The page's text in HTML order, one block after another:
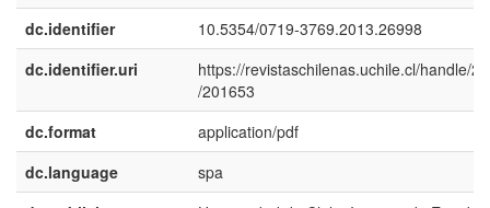
dc.identifier
10.5354/0719-3769.2013.26998
dc.identifier.uri
https://revistaschilenas.uchile.cl/handle/
/201653
dc.format
application/pdf
dc.language
spa